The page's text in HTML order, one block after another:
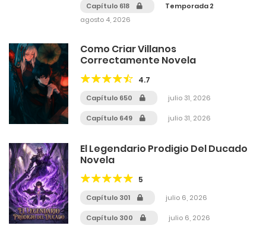
Capítulo 618
Temporada 2
agosto 4, 2026
Como Criar Villanos
Correctamente Novela
4.7
Capítulo 650 julio 31, 2026
Capítulo 649 julio 31, 2026
El Legendario Prodigio Del Ducado
Novela
5
Capítulo 301 julio 6, 2026
Capítulo 300 julio 6, 2026